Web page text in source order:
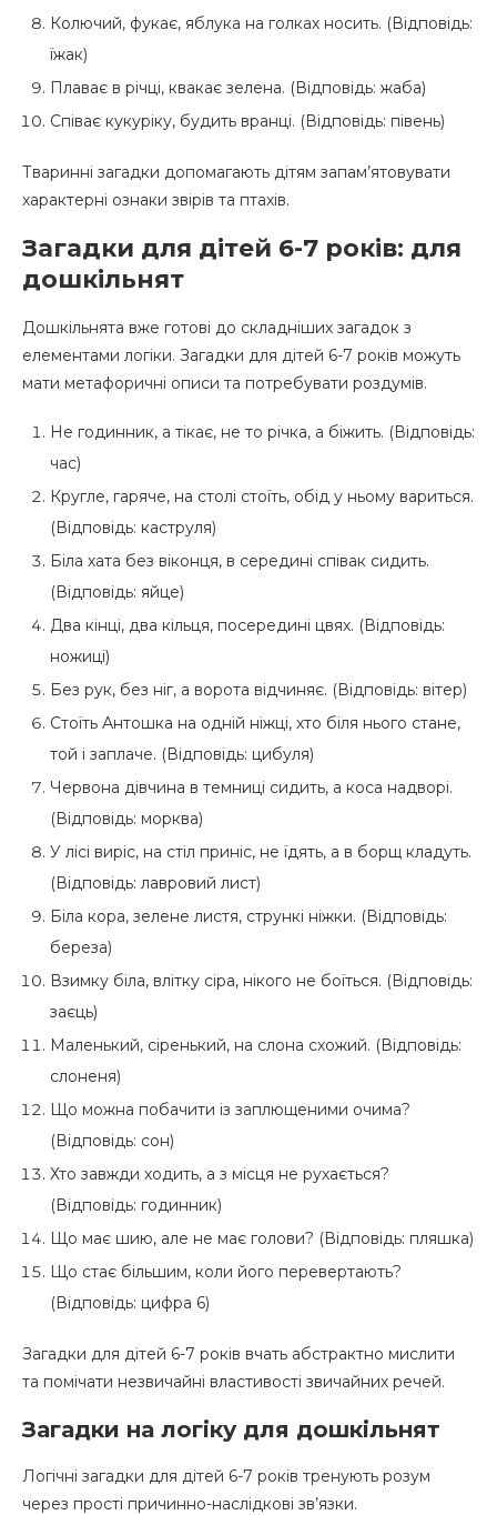
Колючий, фукає, яблука на голках носить. (Відповідь:
їжак)
Плаває в річці, квакає зелена. (Відповідь: жаба)
Співає кукуріку, будить вранці. (Відповідь: півень)
Тваринні загадки допомагають дітям запам’ятовувати
характерні ознаки звірів та птахів.
Загадки для дітей 6-7 років: для
дошкільнят
Дошкільнята вже готові до складніших загадок з
елементами логіки. Загадки для дітей 6-7 років можуть
мати метафоричні описи та потребувати роздумів.
Не годинник, а тікає, не то річка, а біжить. (Відповідь:
час)
Кругле, гаряче, на столі стоїть, обід у ньому вариться.
(Відповідь: каструля)
Біла хата без віконця, в середині співак сидить.
(Відповідь: яйце)
Два кінці, два кільця, посередині цвях. (Відповідь:
ножиці)
Без рук, без ніг, а ворота відчиняє. (Відповідь: вітер)
Стоїть Антошка на одній ніжці, хто біля нього стане,
той і заплаче. (Відповідь: цибуля)
Червона дівчина в темниці сидить, а коса надворі.
(Відповідь: морква)
У лісі виріс, на стіл приніс, не їдять, а в борщ кладуть.
(Відповідь: лавровий лист)
Біла кора, зелене листя, стрункі ніжки. (Відповідь:
береза)
Взимку біла, влітку сіра, нікого не боїться. (Відповідь:
заєць)
Маленький, сіренький, на слона схожий. (Відповідь:
слоненя)
Що можна побачити із заплющеними очима?
(Відповідь: сон)
Хто завжди ходить, а з місця не рухається?
(Відповідь: годинник)
Що має шию, але не має голови? (Відповідь: пляшка)
Що стає більшим, коли його перевертають?
(Відповідь: цифра 6)
Загадки для дітей 6-7 років вчать абстрактно мислити
та помічати незвичайні властивості звичайних речей.
Загадки на логіку для дошкільнят
Логічні загадки для дітей 6-7 років тренують розум
через прості причинно-наслідкові зв’язки.